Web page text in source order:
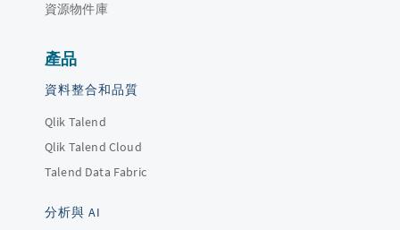
資源物件庫
產品
資料整合和品質
Qlik Talend
Qlik Talend Cloud
Talend Data Fabric
分析與 AI